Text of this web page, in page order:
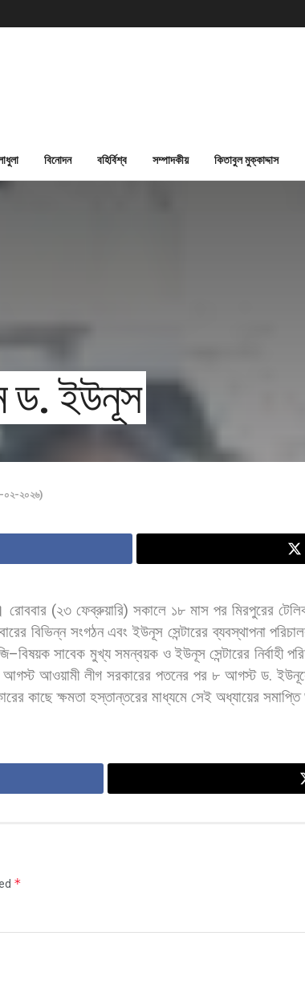
বিনোদন বহির্বিশ্ব সম্পাদকীয় কিতাবুল মুক্কাদ্দাস
ড. ইউনূস
০২-২০২৬)
রোববার (২৩ ফেব্রুয়ারি)সকালে ১৮ মাস পর মিরপুরের
বিভিন্ন সংগঠন এবং ইউনূস সেন্টারের ব্যবস্থাপনা
–বিষয়ক সাবেক মুখ্য সমন্বয়ক ও ইউনূস সেন্টারের নির্বাহী
আগস্ট আওয়ামী লীগ সরকারের পতনের পর ৮ আগস্ট ড.
কাছে ক্ষমতা হস্তান্তরের মাধ্যমে সেই অধ্যায়ের সমাপ্তি
*